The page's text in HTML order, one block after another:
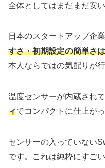
全体としてはまだまだ安い
日本のスタートアップ企
すさ・初期設定の簡単さ
本人ならではの気配りが
温度センサーが内蔵されて
ィでコンパクトに仕上がっ
センサーの入っていない
です。これは純粋にすごい